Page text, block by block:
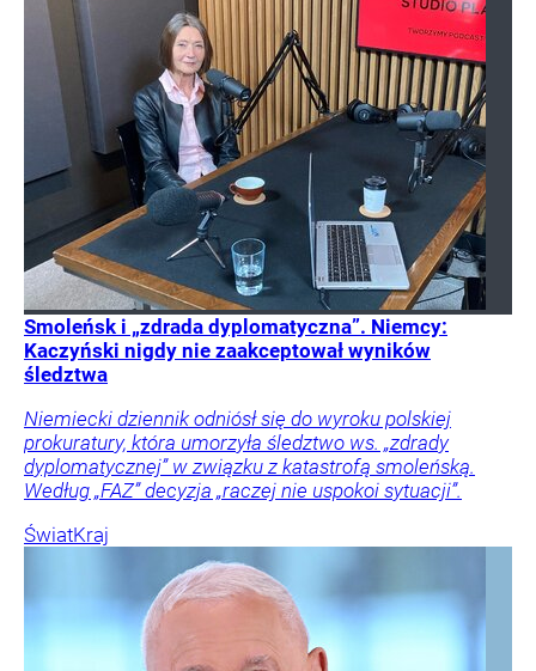
Smoleńsk i „zdrada dyplomatyczna”. Niemcy:
Kaczyński nigdy nie zaakceptował wyników
śledztwa
Niemiecki dziennik odniósł się do wyroku polskiej
prokuratury, która umorzyła śledztwo ws. „zdrady
dyplomatycznej” w związku z katastrofą smoleńską.
Według „FAZ” decyzja „raczej nie uspokoi sytuacji”.
ŚwiatKraj